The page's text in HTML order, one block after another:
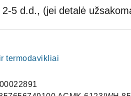
5 d.d., (jei detalė
termodavikliai